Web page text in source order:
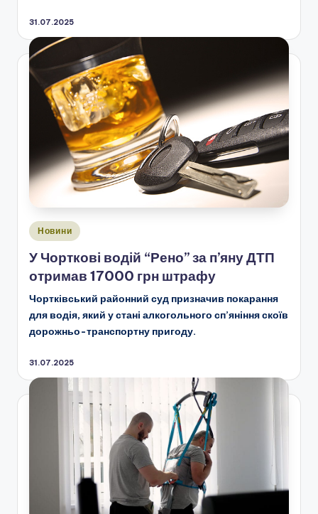
31.07.2025
Опубліковано
Новини
У Чорткові водій “Рено” за п’яну ДТП
отримав 17000 грн штрафу
Чортківський районний суд призначив покарання
для водія, який у стані алкогольного сп’яніння скоїв
дорожньо-транспортну пригоду.
31.07.2025